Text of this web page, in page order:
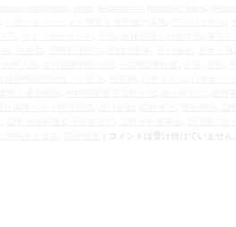
, , , ,
, , ,
, , , ,
, , , , ,
, , , , ,
, , ,
, , ,
, , , ,
, , ,
, コメントは受け付けていません